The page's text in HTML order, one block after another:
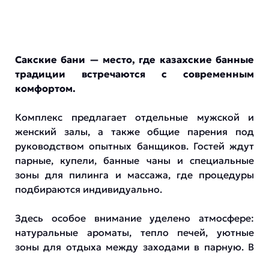
Сакские бани — место, где казахские банные
традиции встречаются с современным
комфортом.
Комплекс предлагает отдельные мужской и
женский залы, а также общие парения под
руководством опытных банщиков. Гостей ждут
парные, купели, банные чаны и специальные
зоны для пилинга и массажа, где процедуры
подбираются индивидуально.
Здесь особое внимание уделено атмосфере:
натуральные ароматы, тепло печей, уютные
зоны для отдыха между заходами в парную. В